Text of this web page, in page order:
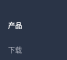
产品
下载